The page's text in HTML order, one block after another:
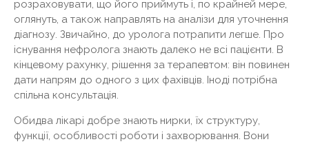
розраховувати, що його приймуть і, по крайней мере,
оглянуть, а також направлять на аналізи для уточнення
діагнозу. Звичайно, до уролога потрапити легше. Про
існування нефролога знають далеко не всі пацієнти. В
кінцевому рахунку, рішення за терапевтом: він повинен
дати напрям до одного з цих фахівців. Іноді потрібна
спільна консультація.
Обидва лікарі добре знають нирки, їх структуру,
функції, особливості роботи і захворювання. Вони